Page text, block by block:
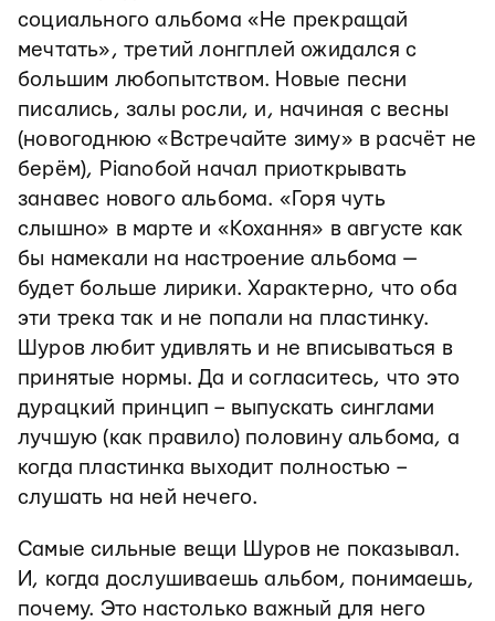
социального альбома « Не прекращай
мечтать», третий лонгплей ожидался с
большим любопытством. Новые песни
писались, залы росли, и, начиная с весны
(новогоднюю «Встречайте зиму» в расчёт не
берём), Pianoбой начал приоткрывать
занавес нового альбома. «Горя чуть
слышно» в марте и «Кохання» в августе как
бы намекали на настроение альбома —
будет больше лирики. Характерно, что оба
эти трека так и не попали на пластинку.
Шуров любит удивлять и не вписываться в
принятые нормы. Да и согласитесь, что это
дурацкий принцип – выпускать синглами
лучшую (как правило) половину альбома, а
когда пластинка выходит полностью –
слушать на ней нечего.
Самые сильные вещи Шуров не показывал.
И, когда дослушиваешь альбом, понимаешь,
почему. Это настолько важный для него